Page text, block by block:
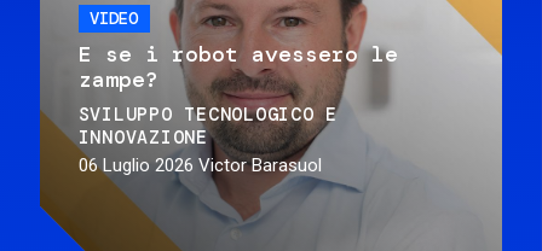
VIDEO
E se i robot avessero le
zampe?
SVILUPPO TECNOLOGICO E
INNOVAZIONE
06 Luglio 2026 Victor Barasuol